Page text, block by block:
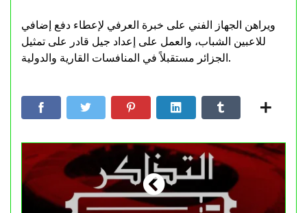
ويراهن الجهاز الفني على خبرة العرفي لإعطاء دفع إضافي
للاعبين الشباب، والعمل على إعداد جيل قادر على تمثيل
الجزائر مستقبلاً في المنافسات القارية والدولية.